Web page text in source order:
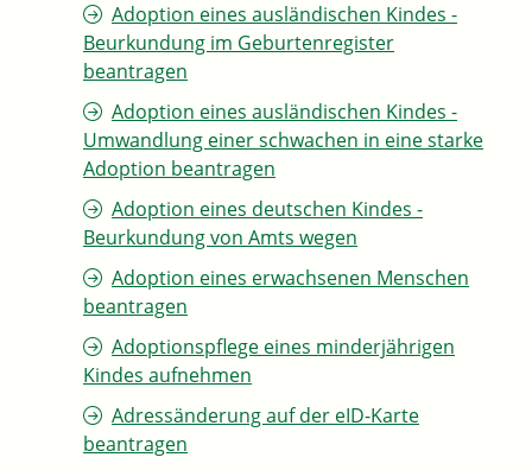
Adoption eines ausländischen Kindes -
Beurkundung im Geburtenregister
beantragen
Adoption eines ausländischen Kindes -
Umwandlung einer schwachen in eine starke
Adoption beantragen
Adoption eines deutschen Kindes -
Beurkundung von Amts wegen
Adoption eines erwachsenen Menschen
beantragen
Adoptionspflege eines minderjährigen
Kindes aufnehmen
Adressänderung auf der eID-Karte
beantragen